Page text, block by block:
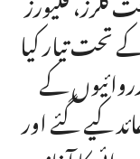
تحت تیار کیا
کے
کیے گئے اور